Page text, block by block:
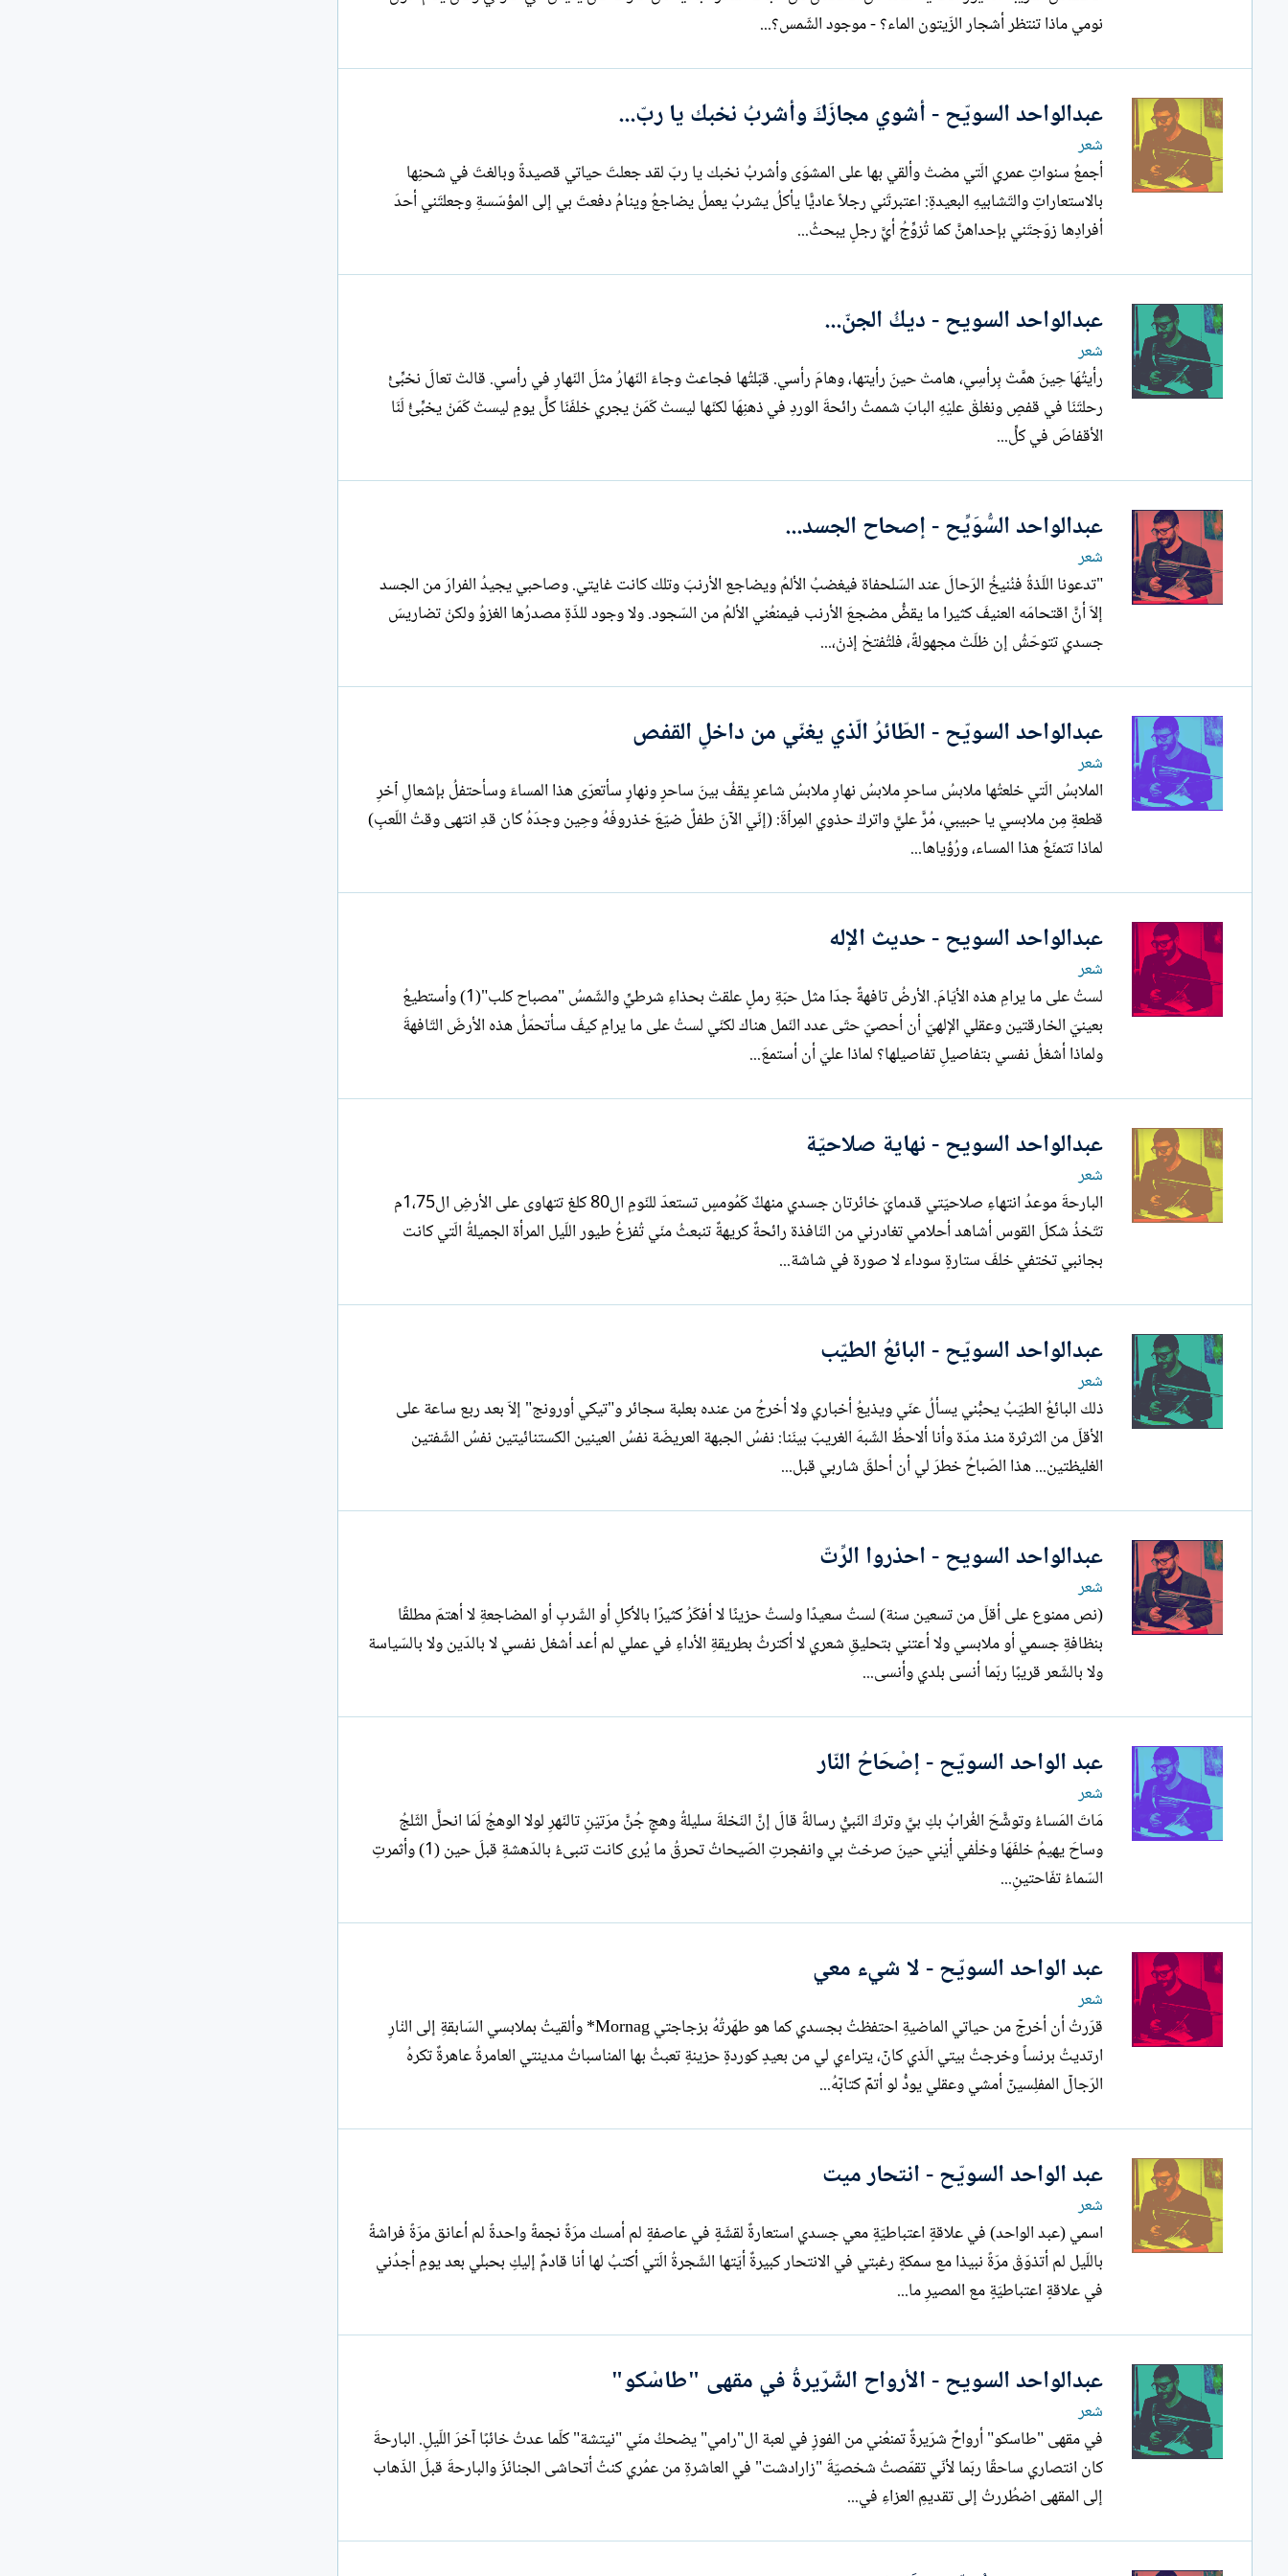
نومي ماذا تنتظر أشجار الزّيتون الماء؟ - موجود الشّمس؟...
عبدالواحد السويّح - أشوي مجازَكَ وأشربُ نخبك يا ربّ...
شعر
أجمعُ سنواتِ عمري الّتي مضتْ وألقي بها على المشوَى وأشربُ نخبك يا ربّ لقد جعلتَ حياتي قصيدةً وبالغتَ في شحنِها
بالاستعاراتِ والتّشابيهِ البعيدةِ: اعتبرتَني رجلاً عاديًّا يأكلُ يشربُ يعملُ يضاجعُ وينامُ دفعتَ بي إلى المؤسّسةِ وجعلتَني أحدَ
أفرادِها زوّجتَني بإحداهنَّ كما تُزوِّجُ أيَّ رجلٍ يبحثُ...
عبدالواحد السويح - ديكُ الجنّ...
شعر
رأيتُهَا حِينَ همَّتْ بِرأسِي، هامتْ حينَ رأيتها، وهامَ رأسي. قبّلتُها فجاعتْ وجاءَ النّهارُ مثلَ النّهارِ في رأسي. قالتْ تعالَ نخبِّئْ
رحلتَنَا في قفصٍ ونغلقْ عليْهِ البابَ شممتُ رائحةَ الوردِ في ذهنِهَا لكنّها ليستْ كَمَنْ يجري خلفَنَا كلَّ يومٍ ليستْ كَمَنْ يخبِّئُ لَنَا
الأقفاصَ في كلِّ...
عبدالواحد السُّوَيِّح - إصحاح الجسد...
شعر
"تدعونا اللّذةُ فنُنيخُ الرّحالَ عند السّلحفاة فيغضبُ الألمُ ويضاجع الأرنبَ وتلك كانت غايتي. وصاحبي يجيدُ الفرارَ من الجسد
إلاّ أنَّ اقتحامَه العنيفَ كثيرا ما يقضُّ مضجعَ الأرنب فيمنعُني الألمُ من السّجود. ولا وجود للذّةٍ مصدرُها الغزوُ ولكنْ تضاريسَ
جسدي تتوحّشُ إن ظلّتْ مجهولةً، فلتُفتحْ إذنْ،...
عبدالواحد السويّح - الطّائرُ الّذي يغنّي من داخلٍ القفص
شعر
الملابسُ الّتي خلعتُها ملابسُ ساحرٍ ملابسُ نهارٍ ملابسُ شاعرٍ يقفُ بينَ ساحرٍ ونهارٍ سأتعرّى هذا المساءَ وسأحتفلُ بإشعالِ ٱخرِ
قطعةٍ مِن ملابسي يا حبيبي، مُرَّ عليَّ واتركْ حذوي المِرٱةَ: (إنّي الآنَ طفلٌ ضيّعَ خذروفَهُ وحِين وجدَهُ كان قدِ انتهى وقتُ اللّعبِ)
لماذا تتمنّعُ هذا المساء، ورُؤياها...
عبدالواحد السويح - حديث الإله
شعر
لستُ على ما يرامِ هذه الأيّامَ. الأرضُ تافهةٌ جدّا مثل حبّةِ رملٍ علقتْ بحذاءِ شرطيِّ والشّمسُ "مصباح كلب"(1) وأستطيعُ
بعينيّ الخارقتين وعقلي الإلهيّ أن أحصيَ حتّى عدد النّمل هناك لكنّي لستُ على ما يرامٍ كيفَ سأتحمّلُ هذه الأرضَ التّافهةَ
ولماذا أشغلُ نفسي بتفاصيلِ تفاصيلها؟ لماذا عليّ أن أستمعَ...
عبدالواحد السويح - نهاية صلاحيّة
شعر
البارحةَ موعدُ انتهاءِ صلاحيّتي قدمايَ خائرتان جسدي منهكٌ كَمُومسٍ تستعدّ للنّومِ ال80 كلغ تتهاوى على الأرضِ ال1،75م
تتّخذُ شكلَ القوس أشاهد أحلامي تغادرني من النّافذة رائحةٌ كريهةٌ تنبعثُ منّي تُفزعُ طيور اللّيل المرأة الجميلةُ الّتي كانت
بجانبي تختفي خلفَ ستارةٍ سوداء لا صورة في شاشة...
عبدالواحد السويّح - البائعُ الطيّب
شعر
ذلك البائعُ الطيّبُ يحبُّني يسألُ عنّي ويذيعُ أخباري ولا أخرجُ من عنده بعلبة سجائر و"تيكي أورونج" إلاّ بعد ربع ساعة على
الأقلّ من الثرثرة منذ مدّة وأنا ألاحظُ الشّبهَ الغريبَ بينَنا: نفسُ الجبهة العريضَة نفسُ العينين الكستنائيتين نفسُ الشّفتين
الغليظتين... هذا الصّباحُ خطرَ لي أن أحلقَ شاربي قبل...
عبدالواحد السويح - احذروا الرِّتّ
شعر
(نص ممنوع على أقلّ من تسعين سنة) لستُ سعيدًا ولستُ حزينًا لا أفكّرُ كثيرًا بالأكلِ أو الشّربِ أو المضاجعةِ لا أهتمّ مطلقًا
بنظافةِ جسمي أو ملابسي ولا أعتني بتحليقِ شعري لا أكترثُ بطريقةِ الأداءِ في عملي لم أعد أشغل نفسي لا بالدّين ولا بالسّياسة
ولا بالشّعر قريبًا ربّما أنسى بلدي وأنسى...
عبد الواحد السويّح - إصْحَاحُ النّار
شعر
مَاتَ المَساءُ وتوشَّحَ الغُرابُ بكِ بيَّ وتركَ النّبيُّ رسالةً قالَ إنَّ النّخلةَ سليلةُ وهجٍ جُنَّ مرّتيْنِ تالنّهرِ لولا الوهجُ لَمَا انحلَّ الثّلجُ
وساحَ يهيمُ خلفَهَا وخلْفي أيْني حينَ صرختْ بي وانفجرتِ الصّيحاتُ تحرقُ ما يُرى كانت تنبىءُ بالدّهشةِ قبلَ حين (1) وأثمرتِ
السّماءُ تفّاحتينِ...
عبد الواحد السويّح - لا شيء معي
شعر
قرّرتُ أن أخرجٓ من حياتي الماضيةِ احتفظتُ بجسدي كما هو طهّرتُهُ بزجاجتي Mornag* وألقيتُ بملابسي السّابقةِ إلى النْارِ
ارتديتُ برنساً وخرجتُ بيتي الّذي كانٓ، يتراءي لي من بعيدٍ كوردةٍ حزينةٍ تعبثُ بها المناسباتُ مدينتي العامرةُ عاهرةٌ تكرهُ
الرّجالٓ المفلِسينٓ أمشي وعقلي يودُّ لو أتمّٓ كتابٓهُ...
عبد الواحد السويّح - انتحار ميت
شعر
اسمي (عبد الواحد) في علاقةٍ اعتباطيّةٍ معي جسدي استعارةٌ لقشّةٍ في عاصفةٍ لم أمسك مرَةً نجمةً واحدةً لم أعانق مرّةً فراشةً
باللّيل لم أتذوّقْ مرّةً نبيذا مع سمكةٍ رغبتي في الانتحار كبيرةٌ أيّتها الشّجرةُ الَتي أكتبُ لها أنا قادمٌ إليكِ بحبلي بعد يومٍ أجدُني
في علاقةٍ اعتباطيَةٍ مع المصيرِ ما...
عبدالواحد السويح - الأرواح الشّرّيرةُ في مقهى "طاسْكو"
شعر
في مقهى "طاسكو" أرواحٌ شرّيرةٌ تمنعُني من الفوزِ في لعبة ال"رامي" يضحكُ منّي "نيتشة" كلّما عدتُ خائبًا آخرَ اللّيلِ. البارحةَ
كان انتصاري ساحقًا ربّما لأنّي تقمّصتُ شخصيّةَ "زارادشت" في العاشرةِ من عمُري كنتُ أتحاشى الجنائزَ والبارحةَ قبلَ الذّهاب
إلى المقهى اضطُررتُ إلى تقديمِ العزاءِ في...